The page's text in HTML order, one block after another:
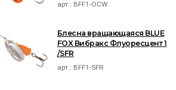
арт.: BFF1-OCW
Блесна вращающаяся BLUE
FOX Вибракс Флуоресцент 1
/SFR
арт.: BFF1-SFR